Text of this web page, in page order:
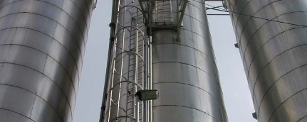
SILOS, BUNKER, TANKS
RAUCHGASKANÄLE